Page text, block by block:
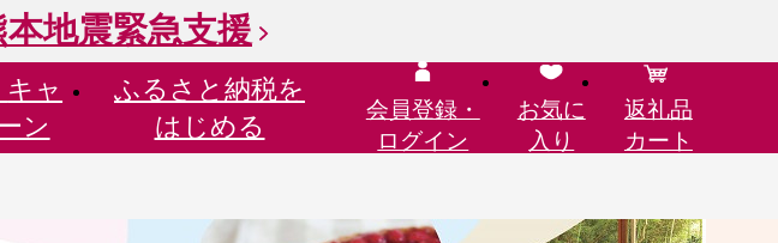
本地震緊急支援
キャ
ン
ふるさと納税を
はじめる
会員登録・
ログイン
お気に
入り
返礼品
カート